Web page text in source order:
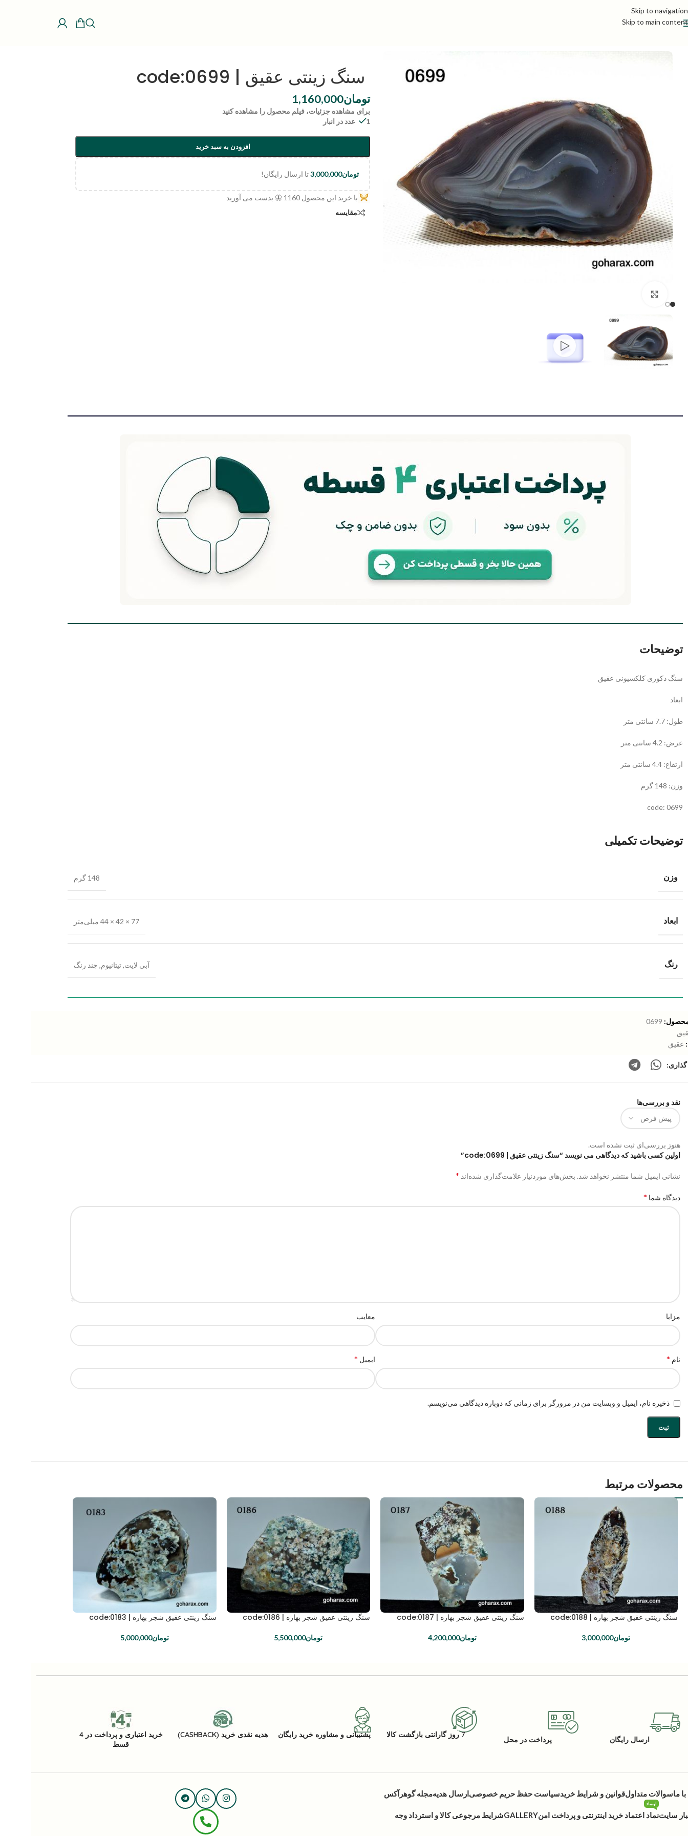
Skip to navigation
Skip to main content
سنگ زینتی عقیق | code:0699
تومان1,160,000
برای مشاهده جزئیات، فیلم محصول را مشاهده کنید
1 عدد در انبار
افزودن به سبد خرید
تومان3,000,000تا ارسال رایگان!
با خرید این محصول 1160 🦋 بدست می آورید
مقایسه
توضیحات
سنگ دکوری کلکسیونی عقیق
ابعاد
طول: 7.7 سانتی متر
عرض: 4.2 سانتی متر
ارتفاع: 4.4 سانتی متر
وزن: 148 گرم
code: 0699
توضیحات تکمیلی
وزن 148 گرم
ابعاد 77 × 42 × 44 میلی‌متر
رنگ آبی لایت,تیتانیوم, چند رنگ
0699
عقیق
نقد و بررسی‌ها
هنوز بررسی‌ای ثبت نشده است.
اولین کسی باشید که دیدگاهی می نویسد “سنگ زینتی عقیق | code:0699”
نشانی ایمیل شما منتشر نخواهد شد. بخش‌های موردنیاز علامت‌گذاری شده‌اند *
دیدگاه شما *
مزایا معایب
نام * ایمیل *
ذخیره نام، ایمیل و وبسایت من در مرورگر برای زمانی که دوباره دیدگاهی می‌نویسم.
محصولات مرتبط
سنگ زینتی عقیق شجر بهاره | code:0188
تومان3,000,000
سنگ زینتی عقیق شجر بهاره | code:0187
تومان4,200,000
سنگ زینتی عقیق شجر بهاره | code:0186
تومان5,500,000
سنگ زینتی عقیق شجر بهاره | code:0183
تومان5,000,000
ارسال رایگان پرداخت در محل
7 روز گارانتی بازگشت کالا پشتیبانی و مشاوره خرید رایگان هدیه نقدی خرید (CASHBACK)
خرید اعتباری و پرداخت در 4
قسط
ماسوالات متداولقوانین و شرایط خریدسیاست حفظ حریم خصوصی ارسال هدیهمجله گوهرآکس
سایتنماد اعتماد خرید اینترنتی و پرداخت امن
اینماد
GALLERYشرایط مرجوعی کالا و استرداد وجه